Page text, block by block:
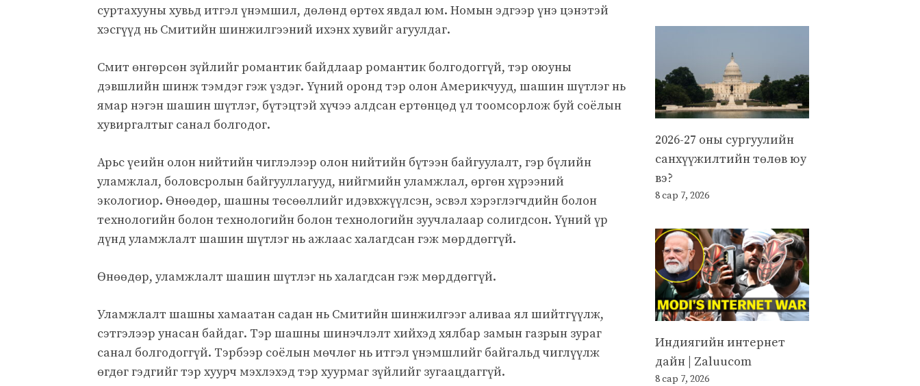
суртахууны хувьд итгэл үнэмшил, дөлөнд өртөх явдал юм. Номын эдгээр үнэ цэнэтэй
хэсгүүд нь Смитийн шинжилгээний ихэнх хувийг агуулдаг.
Смит өнгөрсөн зүйлийг романтик байдлаар романтик болгодоггүй, тэр оюуны
дэвшлийн шинж тэмдэг гэж үздэг. Үүний оронд тэр олон Америкчууд, шашин шүтлэг нь
ямар нэгэн шашин шүтлэг, бүтэцтэй хүчээ алдсан ертөнцөд үл тоомсорлож буй соёлын
хувиргалтыг санал болгодог.
Арьс үеийн олон нийтийн чиглэлээр олон нийтийн бүтээн байгуулалт, гэр бүлийн
уламжлал, боловсролын байгууллагууд, нийгмийн уламжлал, өргөн хүрээний
экологиор. Өнөөдөр, шашны төсөөллийг идэвхжүүлсэн, эсвэл хэрэглэгчдийн болон
технологийн болон технологийн болон технологийн зуучлалаар солигдсон. Үүний үр
дүнд уламжлалт шашин шүтлэг нь ажлаас халагдсан гэж мөрддөггүй.
Өнөөдөр, уламжлалт шашин шүтлэг нь халагдсан гэж мөрддөггүй.
Уламжлалт шашны хамаатан садан нь Смитийн шинжилгээг аливаа ял шийтгүүлж,
сэтгэлээр унасан байдаг. Тэр шашны шинэчлэлт хийхэд хялбар замын газрын зураг
санал болгодоггүй. Тэрбээр соёлын мөчлөг нь итгэл үнэмшлийг байгальд чиглүүлж
өгдөг гэдгийг тэр хуурч мэхлэхэд тэр хуурмаг зүйлийг зугаацдаггүй.
2026-27 оны сургуулийн
санхүүжилтийн төлөв юу
вэ?
8 сар 7, 2026
Индиягийн интернет
дайн | Zaluucom
8 сар 7, 2026